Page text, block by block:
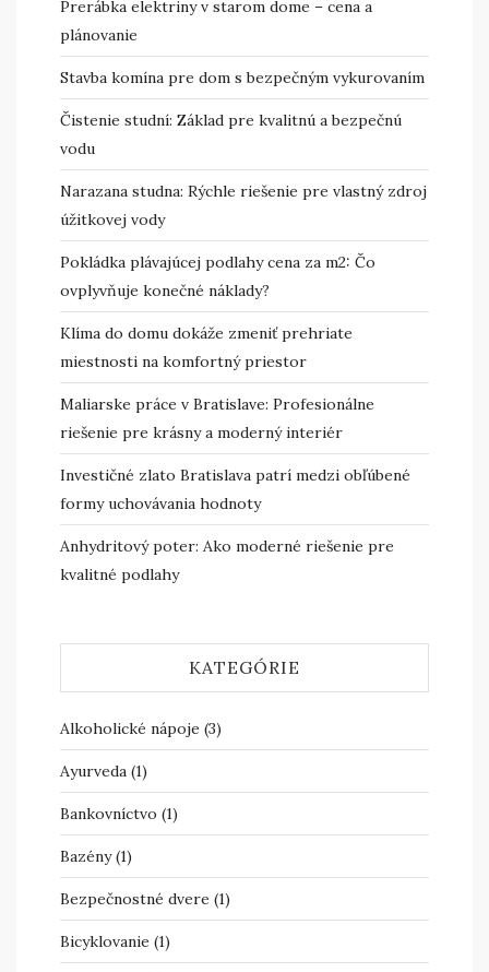
Prerábka elektriny v starom dome – cena a
plánovanie
Stavba komína pre dom s bezpečným vykurovaním
Čistenie studní: Základ pre kvalitnú a bezpečnú
vodu
Narazana studna: Rýchle riešenie pre vlastný zdroj
úžitkovej vody
Pokládka plávajúcej podlahy cena za m2: Čo
ovplyvňuje konečné náklady?
Klíma do domu dokáže zmeniť prehriate
miestnosti na komfortný priestor
Maliarske práce v Bratislave: Profesionálne
riešenie pre krásny a moderný interiér
Investičné zlato Bratislava patrí medzi obľúbené
formy uchovávania hodnoty
Anhydritový poter: Ako moderné riešenie pre
kvalitné podlahy
KATEGÓRIE
Alkoholické nápoje (3)
Ayurveda (1)
Bankovníctvo (1)
Bazény(1)
Bezpečnostné dvere (1)
Bicyklovanie (1)